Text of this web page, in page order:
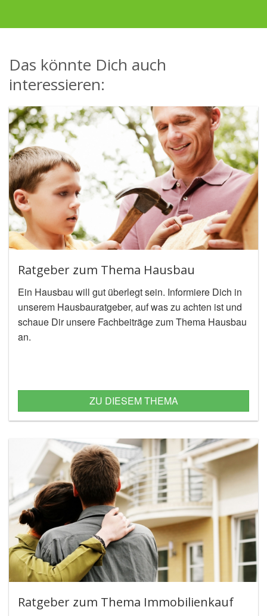
Das könnte Dich auch
interessieren:
Ratgeber zum Thema Hausbau
Ein Hausbau will gut überlegt sein. Informiere Dich in
unserem Hausbauratgeber, auf was zu achten ist und
schaue Dir unsere Fachbeiträge zum Thema Hausbau
an.
ZU DIESEM THEMA
Ratgeber zum Thema Immobilienkauf